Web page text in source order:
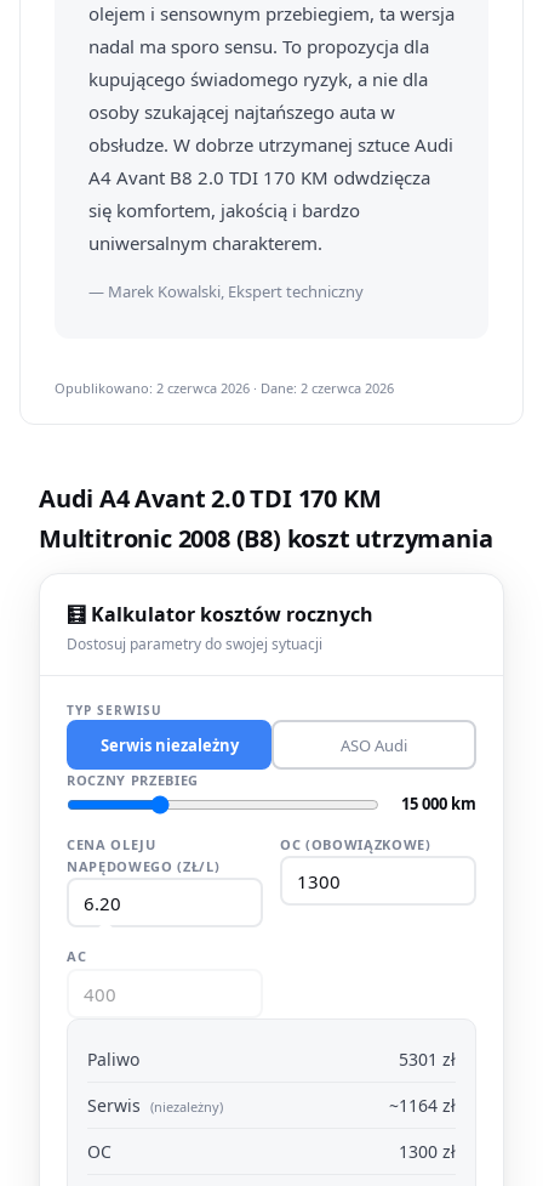
olejem i sensownym przebiegiem, ta wersja
nadal ma sporo sensu. To propozycja dla
kupującego świadomego ryzyk, a nie dla
osoby szukającej najtańszego auta w
obsłudze. W dobrze utrzymanej sztuce Audi
A4 Avant B8 2.0 TDI 170 KM odwdzięcza
się komfortem, jakością i bardzo
uniwersalnym charakterem.
— Marek Kowalski, Ekspert techniczny
Opublikowano: 2 czerwca 2026 · Dane: 2 czerwca 2026
Audi A4 Avant 2.0 TDI 170 KM
Multitronic 2008 (B8) koszt utrzymania
🧮 Kalkulator kosztów rocznych
Dostosuj parametry do swojej sytuacji
TYP SERWISU
Serwis niezależny ASO Audi
ROCZNY PRZEBIEG
15 000 km
CENA OLEJU
NAPĘDOWEGO (ZŁ/L)
OC (OBOWIĄZKOWE)
AC
Paliwo
5301 zł
Serwis (niezależny)
~1164 zł
OC
1300 zł